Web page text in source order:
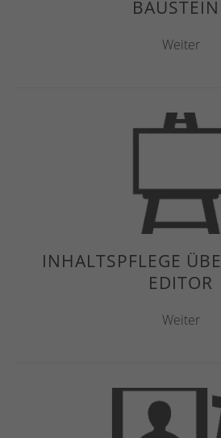
Weiter
INHALTSPFLEGE
EDITOR
Weiter